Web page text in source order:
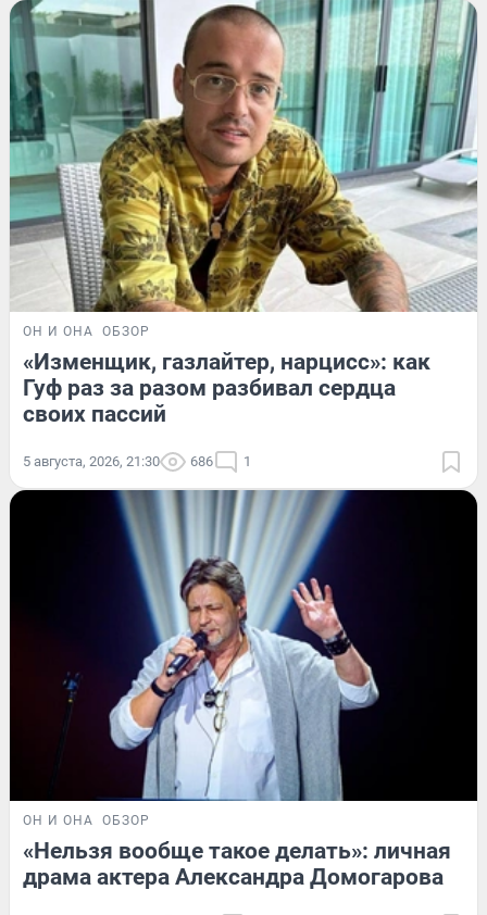
ОН И ОНА ОБЗОР
«Изменщик, газлайтер, нарцисс»: как
Гуф раз за разом разбивал сердца
своих пассий
5 августа, 2026, 21:30 686 1
ОН И ОНА ОБЗОР
«Нельзя вообще такое делать»: личная
драма актера Александра Домогарова